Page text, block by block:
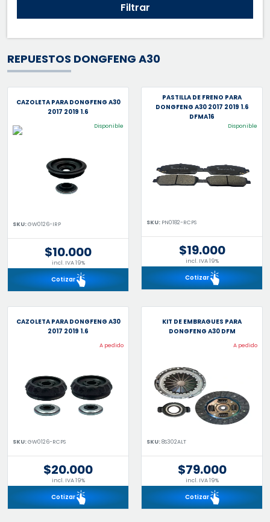
Filtrar
REPUESTOS DONGFENG A30
CAZOLETA PARA DONGFENG A30
2017 2019 1.6
Disponible
SKU:GW0126-IRP
$10.000
incl. IVA 19%
Cotizar
PASTILLA DE FRENO PARA
DONGFENG A30 2017 2019 1.6
DFMA16
Disponible
SKU: PN0182-RCPS
$19.000
incl. IVA 19%
Cotizar
CAZOLETA PARA DONGFENG A30
2017 2019 1.6
A pedido
SKU:GW0126-RCPS
$20.000
incl. IVA 19%
Cotizar
KIT DE EMBRAGUES PARA
DONGFENG A30 DFM
A pedido
SKU:8S302ALT
$79.000
incl. IVA 19%
Cotizar